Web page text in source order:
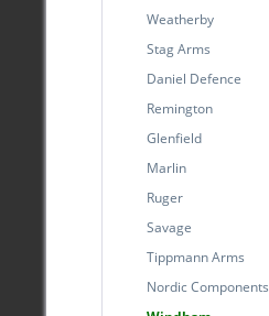
Weatherby
Stag Arms
Daniel Defence
Remington
Glenfield
Marlin
Ruger
Savage
Tippmann Arms
Nordic Components